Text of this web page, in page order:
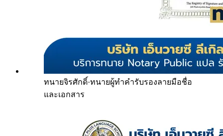
ทนายจิรศักดิ์·ทนายผู้ทำคำรับรองลายมือชื่อ
และเอกสาร